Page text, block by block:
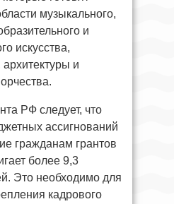
музыкального,
и
искусства,
и
РФ следует, что
ассигнований
гражданам грантов
более 9,3
Это необходимо для
кадрового